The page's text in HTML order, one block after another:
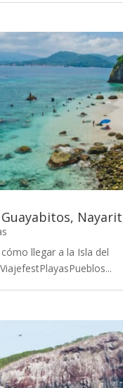
llegar a la Isla del